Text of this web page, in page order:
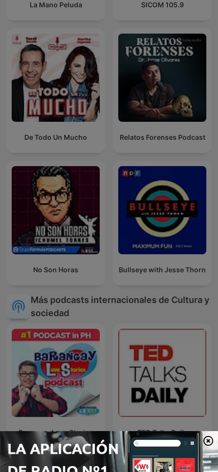
La Mano Peluda SICOM 105.9
De Todo Un Mucho Relatos Forenses Podcast
No Son Horas Bullseye with Jesse Thorn
Más podcasts internacionales de Cultura y
sociedad
Barangay Love Stories TED Talks Daily